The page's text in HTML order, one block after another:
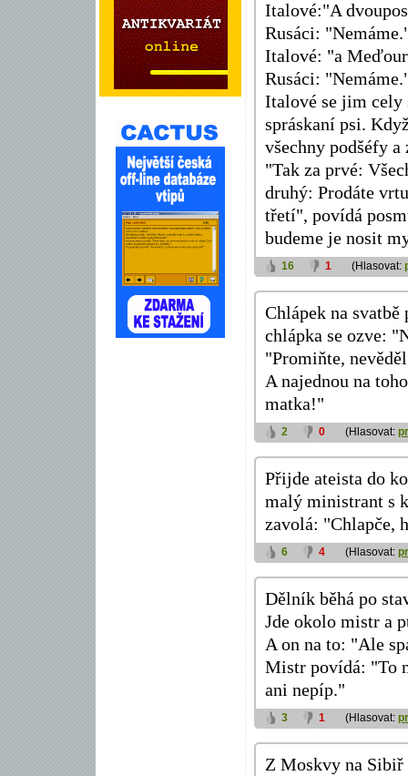
Italové:"A
Rusáci:
Italové: "a
Rusáci:
Italové se jim cely
spráskaní psi.
všechny podšéfy
"Tak za prvé:
druhý: Prodáte
třetí", povídá
budeme je nosit
16 1 (Hlasovat:
Chlápek na svatbě
chlápka se ozve:
"Promiňte,
A najednou na
matka!"
2 0 (Hlasovat:
Přijde ateista do
malý ministrant s
zavolá: "Chlapče,
6 4 (Hlasovat:
Dělník běhá po
Jde okolo mistr a
A on na to: "Ale
Mistr povídá: "To
ani nepíp."
3 1 (Hlasovat:
Z Moskvy na